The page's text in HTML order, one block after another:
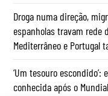
Droga numa direção,
espanholas travam rede
Mediterrâneo e Portugal
‘Um tesouro
conhecida após o